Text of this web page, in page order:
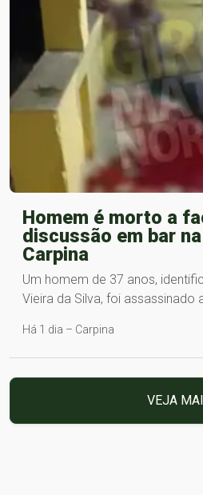
Homem é morto a
discussão em bar
Carpina
Um homem de 37 anos,
Vieira da Silva, foi assassinado
Há 1 dia – Carpina
VEJA